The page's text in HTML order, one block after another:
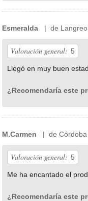
Esmeralda | de
Valoración general: 5
Llegó en muy buen
¿Recomendaría este
M.Carmen | de
Valoración general: 5
Me ha encantado el
¿Recomendaría este